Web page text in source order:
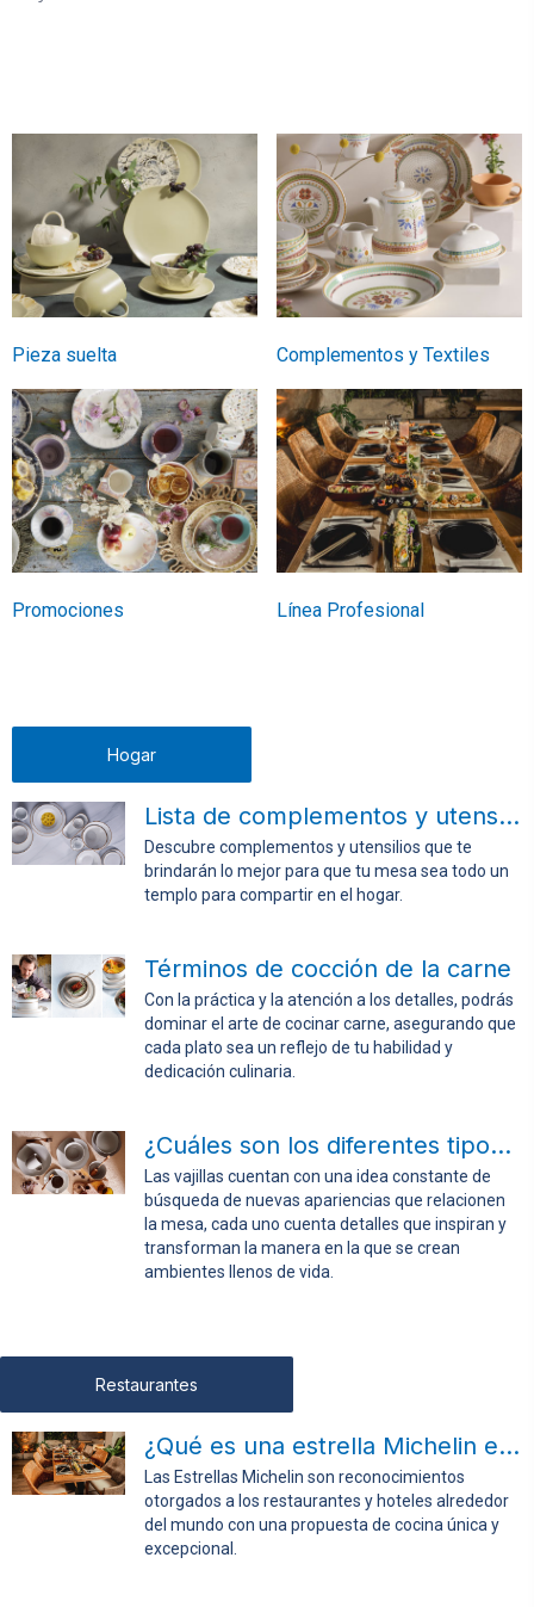
Pieza suelta Complementos y Textiles
Promociones Línea Profesional
Hogar
Lista de complementos y utensilios para la mesa
Descubre complementos y utensilios que te
brindarán lo mejor para que tu mesa sea todo un
templo para compartir en el hogar.
Términos de cocción de la carne
Con la práctica y la atención a los detalles, podrás
dominar el arte de cocinar carne, asegurando que
cada plato sea un reflejo de tu habilidad y
dedicación culinaria.
¿Cuáles son los diferentes tipos de vajillas?
Las vajillas cuentan con una idea constante de
búsqueda de nuevas apariencias que relacionen
la mesa, cada uno cuenta detalles que inspiran y
transforman la manera en la que se crean
ambientes llenos de vida.
Restaurantes
¿Qué es una estrella Michelin en cocina?
Las Estrellas Michelin son reconocimientos
otorgados a los restaurantes y hoteles alrededor
del mundo con una propuesta de cocina única y
excepcional.